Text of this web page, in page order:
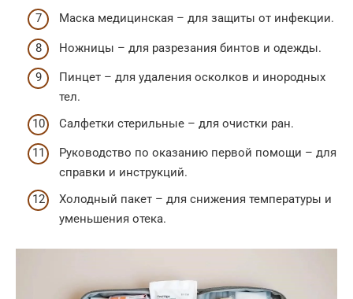
Маска медицинская – для защиты от инфекции.
Ножницы – для разрезания бинтов и одежды.
Пинцет – для удаления осколков и инородных
тел.
Салфетки стерильные – для очистки ран.
Руководство по оказанию первой помощи – для
справки и инструкций.
Холодный пакет – для снижения температуры и
уменьшения отека.